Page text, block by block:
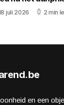
juli 2026 2 min
en een